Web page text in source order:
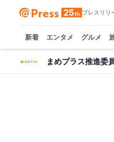
プレスリリ
新着 エンタメ グルメ
まめプラス推進委